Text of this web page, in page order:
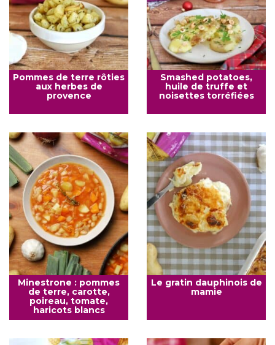
Pommes de terre rôties
aux herbes de
provence
Smashed potatoes,
huile de truffe et
noisettes torréfiées
Minestrone : pommes
de terre, carotte,
poireau, tomate,
haricots blancs
Le gratin dauphinois de
mamie